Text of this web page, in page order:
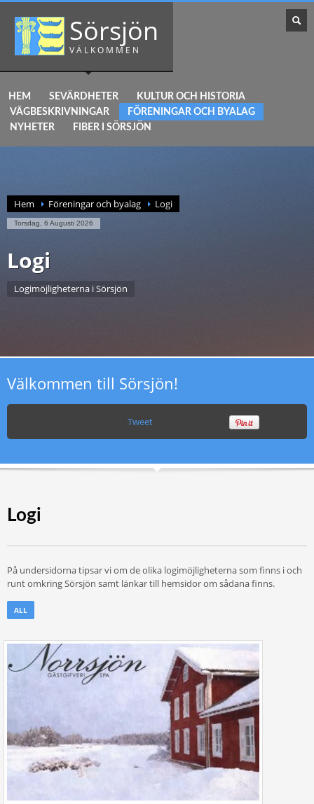
Sörsjön
VÄLKOMMEN
HEM SEVÄRDHETER
KULTUR OCH HISTORIA
VÄGBESKRIVNINGAR
FÖRENINGAR OCH BYALAG
NYHETER
FIBER I SÖRSJÖN
Hem Föreningar och byalag Logi
Torsdag, 6 Augusti 2026
Logi
Logimöjligheterna i Sörsjön
Välkommen till Sörsjön!
Tweet
Logi
På undersidorna tipsar vi om de olika logimöjligheterna som finns i och
runt omkring Sörsjön samt länkar till hemsidor om sådana finns.
ALL